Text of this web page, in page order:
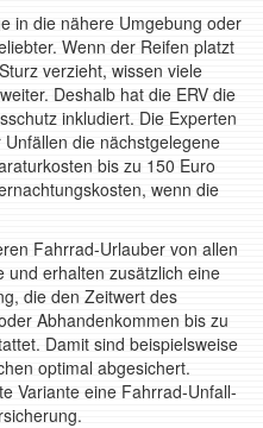
in die nähere Umgebung oder
Wenn der Reifen platzt
verzieht, wissen viele
Deshalb hat die ERV die
inkludiert. Die Experten
die nächstgelegene
bis zu 150 Euro
wenn die
Fahrrad-Urlauber von allen
und erhalten zusätzlich eine
die den Zeitwert des
Abhandenkommen bis zu
Damit sind beispielsweise
optimal abgesichert.
Variante eine Fahrrad-Unfall-